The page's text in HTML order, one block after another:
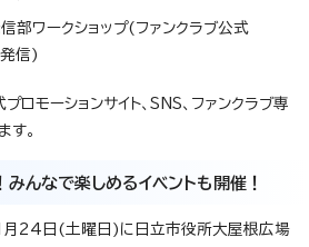
部ワークショップ(ファンクラブ公式
信)
モーションサイト、SNS、ファンクラブ専
す。
んなで楽しめるイベントも開催！
月24日(土曜日)に日立市役所大屋根広場